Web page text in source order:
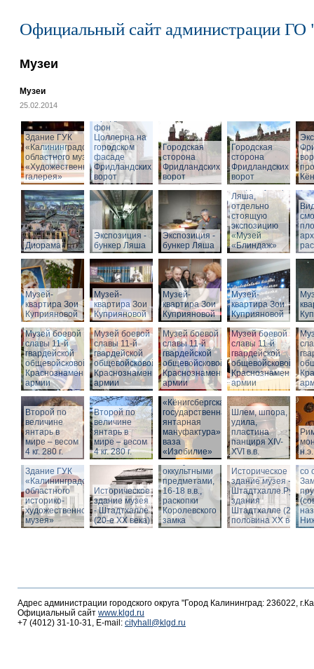
Официальный сайт администрации ГО
Музеи
Музеи
25.02.2014
Здание ГУК
«Калининградского
областного музея
«Художественная
галерея»
фон
Цоллерна на
городском
фасаде
Фридландских
ворот
Городская
сторона
Фридландских
ворот
Городская
сторона
Фридландских
ворот
Диорама
Экспозиция -
бункер Ляша
Экспозиция -
бункер Ляша
Вход в бункер
Ляша,
отдельно
стоящую
экспозицию
«Музей
«Блиндаж»
Музей-
квартира Зои
Куприяновой
Музей-
квартира Зои
Куприяновой
Музей-
квартира Зои
Куприяновой
Музей-
квартира Зои
Куприяновой
Музей боевой
славы 11-й
гвардейской
общевойсковой
Краснознаменной
армии
Музей боевой
славы 11-й
гвардейской
общевойсковой
Краснознаменной
армии
Музей боевой
славы 11-й
гвардейской
общевойсковой
Краснознаменной
армии
Музей боевой
славы 11-й
гвардейской
общевойсковой
Краснознаменной
армии
Второй по
величине
янтарь в
мире – весом
4 кг. 280 г.
Второй по
величине
янтарь в
мире – весом
4 кг. 280 г.
«Кёнигсбергская
государственная
янтарная
мануфактура» -
ваза
«Изобилие»
Шлем, шпора,
удила,
пластина
панциря XIV-
XVI в.в.
Здание ГУК
«Калининградского
областного
историко-
художественного
музея»
Историческое
здание музея
- Штадтхалле
(20-е XX века)
Шкатулка с
оккультными
предметами,
16-18 в.в.,
раскопки
Королевского
замка
Историческое
здание музея -
Штадтхалле.Руины
здания
Штадтхалле (2-я
половина ХХ века)
-
со
Адрес администрации городского округа "Город Калининград: 236022,
Официальный сайт www.klgd.ru
+7 (4012) 31-10-31, E-mail: cityhall@klgd.ru